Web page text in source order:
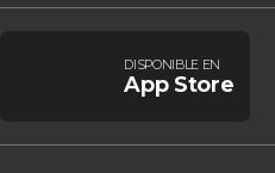
DISPONIBLE EN
App Store